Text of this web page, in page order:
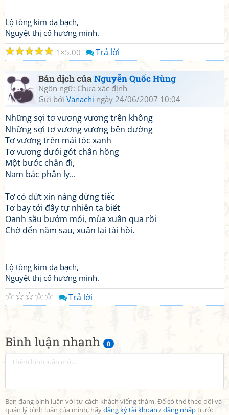
Bình luận nhanh 0
Bạn đang bình luận với tư cách khách viếng thăm. Để có thể theo dõi và
quản lý bình luận của mình, hãyđăng ký tài khoản /đăng nhậptrước.
Lộ tòng kim dạ bạch,
Nguyệt thị cố hương minh.
☆
☆
☆
☆
☆ 1 5.00 Trả lời
Bản dịch củaNguyễn Quốc Hùng
Ngôn ngữ: Chưa xác định
Gửi bởi Vanachi ngày 24/06/2007 10:04
Những sợi tơ vương vương trên không
Những sợi tơ vương vương bên đường
Tơ vương trên mái tóc xanh
Tơ vương dưới gót chân hồng
Một bước chân đi,
Nam bắc phân ly...
Tơ có đứt xin nàng đừng tiếc
Tơ bay tới đây tự nhiên ta biết
Oanh sầu bướm mỏi, mùa xuân qua rồi
Chờ đến năm sau, xuân lại tái hồi.
Lộ tòng kim dạ bạch,
Nguyệt thị cố hương minh.
☆
☆
☆
☆
☆ Trả lời